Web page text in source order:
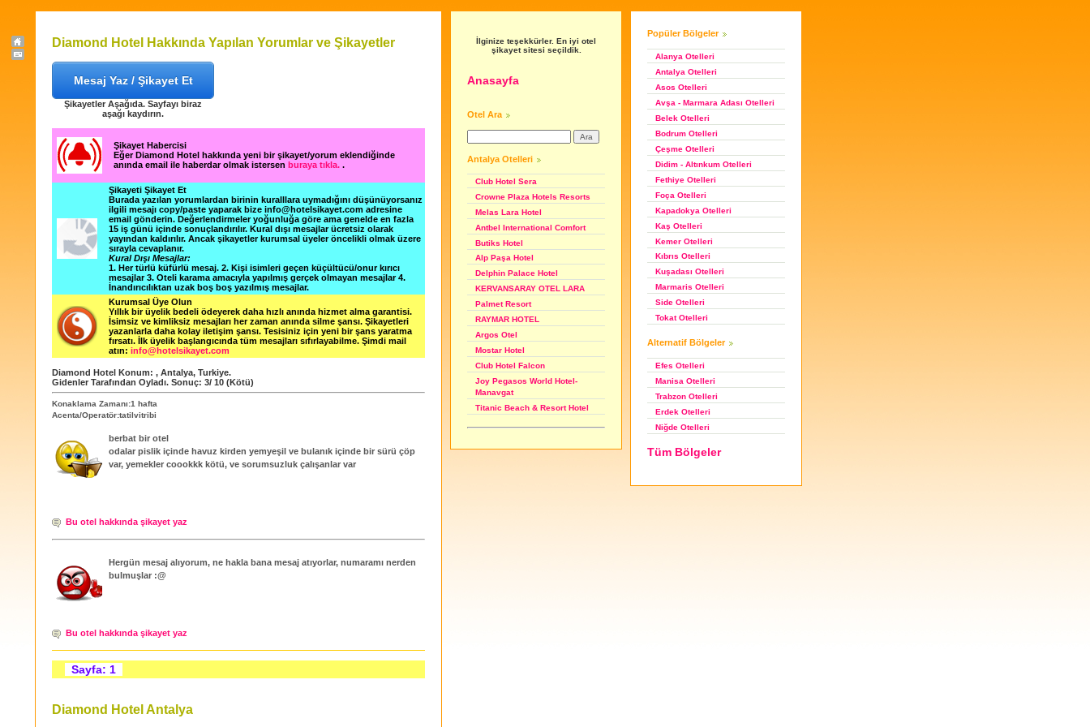
Diamond Hotel Hakkında Yapılan Yorumlar ve Şikayetler
Mesaj Yaz / Şikayet Et
Şikayetler Aşağıda. Sayfayı biraz
aşağı kaydırın.
Şikayet Habercisi
Eğer Diamond Hotel hakkında yeni bir şikayet/yorum eklendiğinde
anında email ile haberdar olmak istersen buraya tıkla. .
Şikayeti Şikayet Et
Burada yazılan yorumlardan birinin kuralllara uymadığını düşünüyorsanız
ilgili mesajı copy/paste yaparak bize info@hotelsikayet.com adresine
email gönderin. Değerlendirmeler yoğunluğa göre ama genelde en fazla
15 iş günü içinde sonuçlandırılır. Kural dışı mesajlar ücretsiz olarak
yayından kaldırılır. Ancak şikayetler kurumsal üyeler öncelikli olmak üzere
sırayla cevaplanır.
Kural Dışı Mesajlar:
1. Her türlü küfürlü mesaj. 2. Kişi isimleri geçen küçültücü/onur kırıcı
mesajlar 3. Oteli karama amacıyla yapılmış gerçek olmayan mesajlar 4.
İnandırıcılıktan uzak boş boş yazılmış mesajlar.
Kurumsal Üye Olun
Yıllık bir üyelik bedeli ödeyerek daha hızlı anında hizmet alma garantisi.
İsimsiz ve kimliksiz mesajları her zaman anında silme şansı. Şikayetleri
yazanlarla daha kolay iletişim şansı. Tesisiniz için yeni bir şans yaratma
fırsatı. İlk üyelik başlangıcında tüm mesajları sıfırlayabilme. Şimdi mail
atın: info@hotelsikayet.com
Diamond Hotel Konum: , Antalya, Turkiye.
Gidenler Tarafından Oyladı. Sonuç: 3/ 10 (Kötü)
Konaklama Zamanı:1 hafta
Acenta/Operatör:tatilvitribi
berbat bir otel
odalar pislik içinde havuz kirden yemyeşil ve bulanık içinde bir sürü çöp
var, yemekler coookkk kötü, ve sorumsuzluk çalışanlar var
Bu otel hakkında şikayet yaz
Hergün mesaj alıyorum, ne hakla bana mesaj atıyorlar, numaramı nerden
bulmuşlar :@
Bu otel hakkında şikayet yaz
Sayfa: 1
Diamond Hotel Antalya
İlginize teşekkürler. En iyi otel
şikayet sitesi seçildik.
Anasayfa
Otel Ara
Antalya Otelleri
Club Hotel Sera
Crowne Plaza Hotels Resorts
Melas Lara Hotel
Antbel International Comfort
Butiks Hotel
Alp Paşa Hotel
Delphin Palace Hotel
KERVANSARAY OTEL LARA
Palmet Resort
RAYMAR HOTEL
Argos Otel
Mostar Hotel
Club Hotel Falcon
Joy Pegasos World Hotel-
Manavgat
Titanic Beach & Resort Hotel
Popüler Bölgeler
Alanya Otelleri
Antalya Otelleri
Asos Otelleri
Avşa - Marmara Adası Otelleri
Belek Otelleri
Bodrum Otelleri
Çeşme Otelleri
Didim - Altınkum Otelleri
Fethiye Otelleri
Foça Otelleri
Kapadokya Otelleri
Kaş Otelleri
Kemer Otelleri
Kıbrıs Otelleri
Kuşadası Otelleri
Marmaris Otelleri
Side Otelleri
Tokat Otelleri
Alternatif Bölgeler
Efes Otelleri
Manisa Otelleri
Trabzon Otelleri
Erdek Otelleri
Niğde Otelleri
Tüm Bölgeler